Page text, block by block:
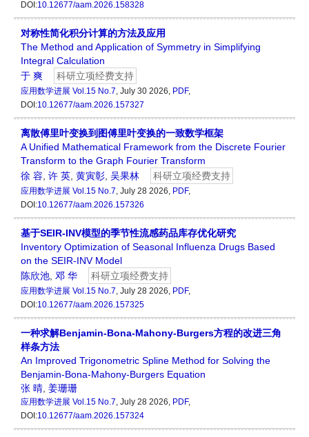
DOI:10.12677/aam.2026.158328
对称性简化积分计算的方法及应用
The Method and Application of Symmetry in Simplifying
Integral Calculation
于 爽
科研立项经费支持
应用数学进展 Vol.15 No.7 , July 30 2026, PDF,
DOI:10.12677/aam.2026.157327
离散傅里叶变换到图傅里叶变换的一致数学框架
A Unified Mathematical Framework from the Discrete Fourier
Transform to the Graph Fourier Transform
徐 容 许 英 黄寅彰 吴果林 科研立项经费支持
应用数学进展 Vol.15 No.7 , July 28 2026, PDF,
DOI:10.12677/aam.2026.157326
基于SEIR-INV模型的季节性流感药品库存优化研究
Inventory Optimization of Seasonal Influenza Drugs Based
on the SEIR-INV Model
陈欣池 邓 华 科研立项经费支持
应用数学进展 Vol.15 No.7 , July 28 2026, PDF,
DOI:10.12677/aam.2026.157325
一种求解Benjamin-Bona-Mahony-Burgers方程的改进三角
样条方法
An Improved Trigonometric Spline Method for Solving the
Benjamin-Bona-Mahony-Burgers Equation
张 晴 姜珊珊
应用数学进展 Vol.15 No.7 , July 28 2026, PDF,
DOI:10.12677/aam.2026.157324